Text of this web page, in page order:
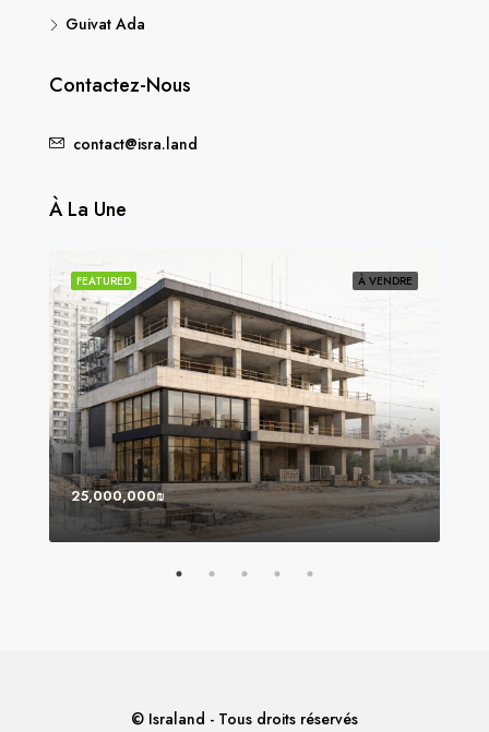
Guivat Ada
Contactez-Nous
contact@isra.land
À La Une
À VENDRE
FEATURED
25,000,000₪
© Israland - Tous droits réservés